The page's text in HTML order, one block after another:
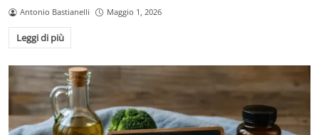
Antonio Bastianelli Maggio 1, 2026
Leggi di più